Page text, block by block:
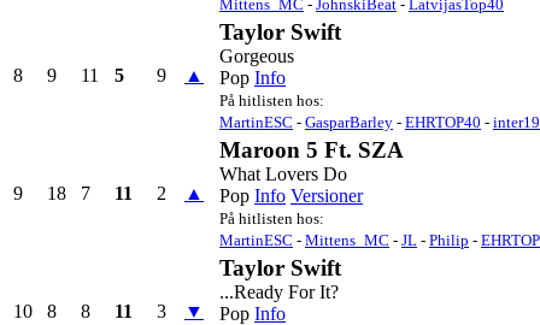
Mittens_MC - JohnskiBeat - LatvijasTop40
8 9 11 5 9 ▲
Taylor Swift
Gorgeous
Pop Info
På hitlisten hos:
MartinESC - GasparBarley - EHRTOP40 -
9 18 7 11 2 ▲
Maroon 5 Ft. SZA
What Lovers Do
Pop Info Versioner
På hitlisten hos:
MartinESC - Mittens_MC - JL - Philip -
10 8 8 11 3 ▼
Taylor Swift
...Ready For It?
Pop Info